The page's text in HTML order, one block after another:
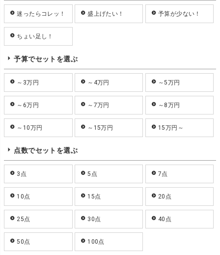
迷ったらコレッ！ 盛上げたい！ 予算が少ない！
ちょい足し！
予算でセットを選ぶ
～3万円 ～4万円 ～5万円
～6万円 ～7万円 ～8万円
～10万円 ～15万円 15万円～
点数でセットを選ぶ
3点 5点 7点
10点 15点 20点
25点 30点 40点
50点 100点